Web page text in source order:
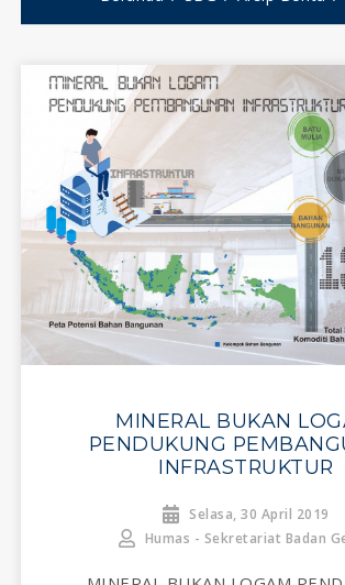
MINERAL BUKAN
PENDUKUNG
INFRASTRUKTUR
Selasa, 30 April 2019
Humas - Sekretariat Badan